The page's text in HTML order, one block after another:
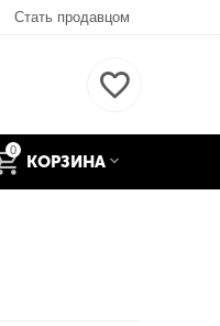
Стать продавцом
0
КОРЗИНА